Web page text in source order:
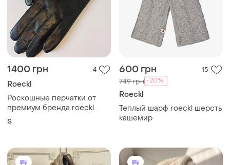
1400 грн 4
Roeckl
Роскошные перчатки от
премиум бренда roeckl.
S
600 грн 15
749 грн -20%
Roeckl
Теплый шарф roeckl шерсть
кашемир